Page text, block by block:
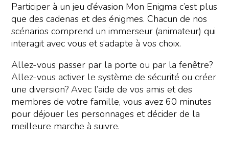
Participer à un jeu d’évasion Mon Enigma c’est plus
que des cadenas et des énigmes. Chacun de nos
scénarios comprend un immerseur (animateur) qui
interagit avec vous et s’adapte à vos choix.
Allez-vous passer par la porte ou par la fenêtre?
Allez-vous activer le système de sécurité ou créer
une diversion? Avec l’aide de vos amis et des
membres de votre famille, vous avez 60 minutes
pour déjouer les personnages et décider de la
meilleure marche à suivre.